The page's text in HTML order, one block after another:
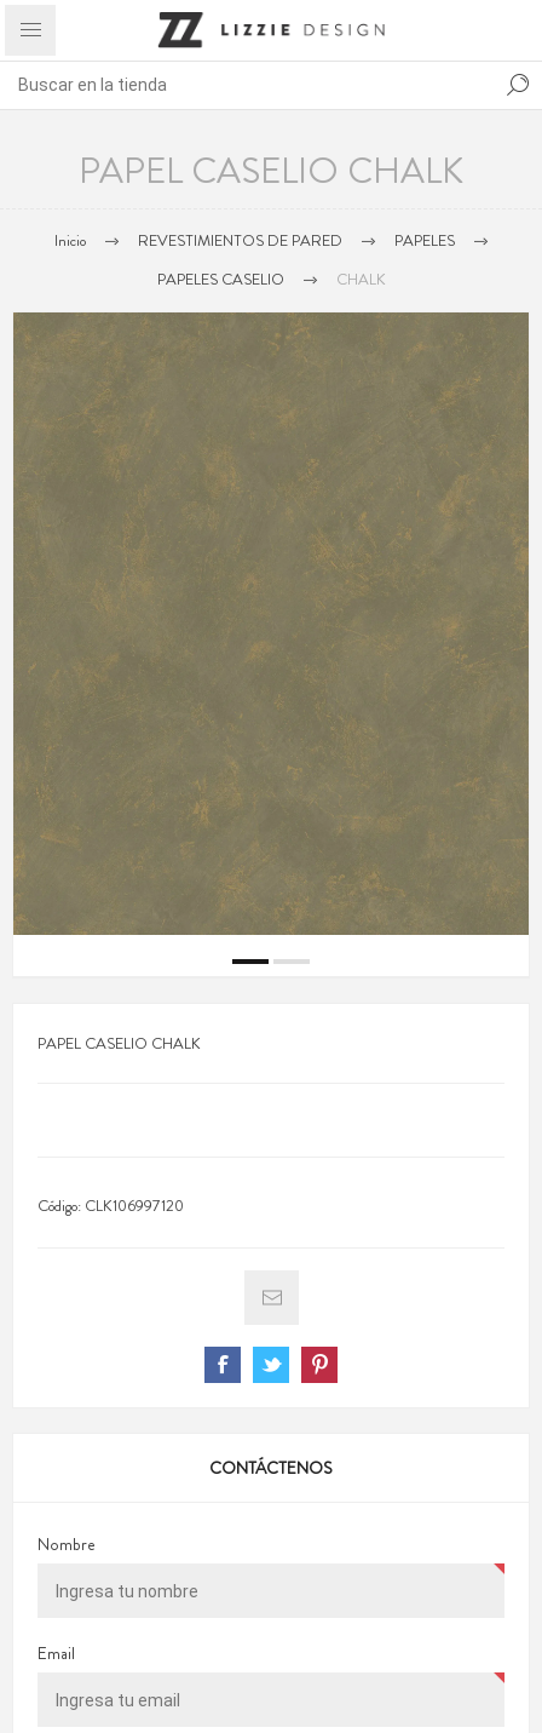
PAPEL CASELIO CHALK
Inicio REVESTIMIENTOS DE PARED
PAPELES
PAPELES CASELIO
CHALK
PAPEL CASELIO CHALK
Código: CLK106997120
CONTÁCTENOS
Nombre
Email